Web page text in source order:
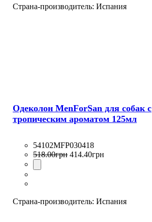
Страна-производитель: Испания
Одеколон MenForSan для собак с
тропическим ароматом 125мл
54102MFP030418
518.00грн 414.40грн
Страна-производитель: Испания